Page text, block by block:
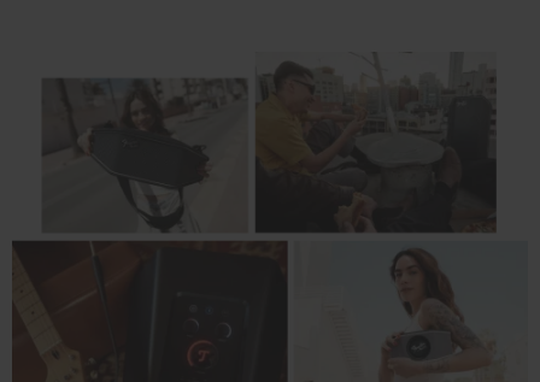
Video